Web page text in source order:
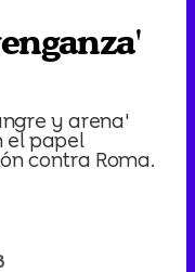
y arena'
el papel
contra Roma.